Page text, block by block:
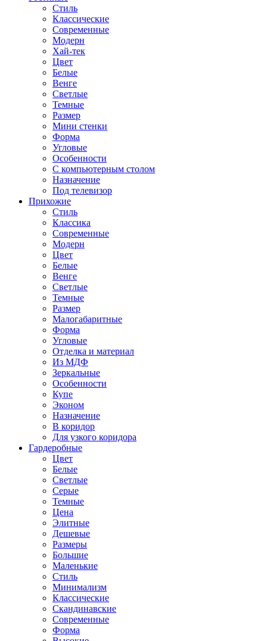
Стиль
Классические
Современные
Модерн
Хай-тек
Цвет
Белые
Венге
Светлые
Темные
Размер
Мини стенки
Форма
Угловые
Особенности
С компьютерным столом
Назначение
Под телевизор
Прихожие
Стиль
Классика
Современные
Модерн
Цвет
Белые
Венге
Светлые
Темные
Размер
Малогабаритные
Форма
Угловые
Отделка и материал
Из МДФ
Зеркальные
Особенности
Купе
Эконом
Назначение
В коридор
Для узкого коридора
Гардеробные
Цвет
Белые
Светлые
Серые
Темные
Цена
Элитные
Дешевые
Размеры
Большие
Маленькие
Стиль
Минимализм
Классические
Скандинавские
Современные
Форма